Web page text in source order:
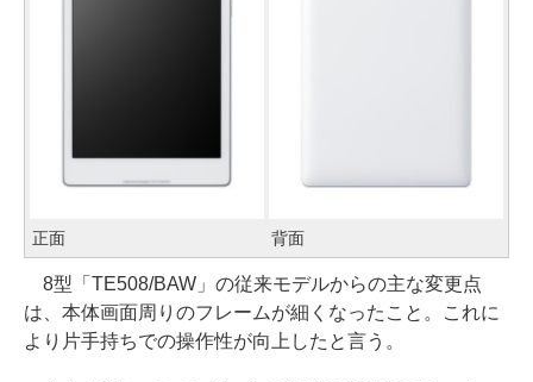
正面 背面
8型「TE508/BAW」の従来モデルからの主な変更点
は、本体画面周りのフレームが細くなったこと。これに
より片手持ちでの操作性が向上したと言う。